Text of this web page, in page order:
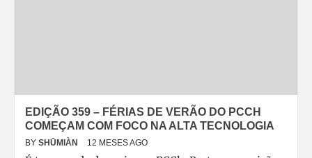
EDIÇÃO 359 – FÉRIAS DE VERÃO DO PCCH
COMEÇAM COM FOCO NA ALTA TECNOLOGIA
BY SHŪMIÀN 12 MESES AGO